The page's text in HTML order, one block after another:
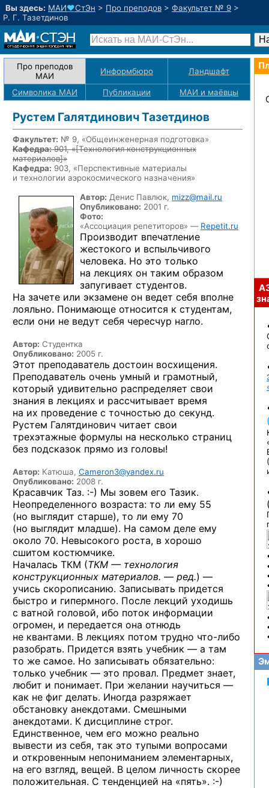
Вы здесь: МАИ♥СтЭн > Про преподов > Факультет № 9 >
Р. Г. Тазетдинов
Про преподов
МАИ
Информбюро Ландшафт
Символика МАИ Публикации МАИ и маёвцы
Рустем Галятдинович Тазетдинов
Факультет: № 9, «Общеинженерная подготовка»
Кафедра:901, «[Технология конструкционных
материалов]»
Кафедра: 903, «Перспективные материалы
и технологии аэрокосмического назначения»
Автор: Денис Павлюк, mizz@mail.ru
Опубликовано: 2001 г.
Фото:
«Ассоциация репетиторов» — Repetit.ru
Производит впечатление
жестокого и вспыльчивого
человека. Но это только
на лекциях он таким образом
запугивает студентов.
На зачете или экзамене он ведет себя вполне
лояльно. Понимающе относится к студентам,
если они не ведут себя чересчур нагло.
Автор: Студентка
Опубликовано: 2005 г.
Этот преподаватель достоин восхищения.
Преподаватель очень умный и грамотный,
который удивительно распределяет свои
знания в лекциях и рассчитывает время
на их проведение с точностью до секунд.
Рустем Галятдинович читает свои
трехэтажные формулы на несколько страниц
без подсказок прямо из головы!
Автор: Катюша, Cameron3@yandex.ru
Опубликовано: 2008 г.
Красавчик Таз. :-) Мы зовем его Тазик.
Неопределенного возраста: то ли ему 55
(но выглядит старше), то ли ему 70
(но выглядит младше). На самом деле ему
около 70. Невысокого роста, в хорошо
сшитом костюмчике.
Началась ТКМ (ТКМ — технология
конструкционных материалов. — ред.) —
учись скорописанию. Записывать придется
быстро и гипермного. После лекций уходишь
с ватной головой, ибо поток информации
огромен, и передается она отнюдь
не квантами. В лекциях потом трудно что-либо
разобрать. Придется взять учебник — а там
то же самое. Но записывать обязательно:
только учебник — это провал. Предмет знает,
любит и понимает. При желании научиться —
как не фиг делать. Иногда разряжает
обстановку анекдотами. Смешными
анекдотами. К дисциплине строг.
Единственное, чем его можно реально
вывести из себя, так это тупыми вопросами
и откровенным непониманием элементарных,
на его взгляд, вещей. В целом личность скорее
положительная. С тенденцией на «пять». :-)
(